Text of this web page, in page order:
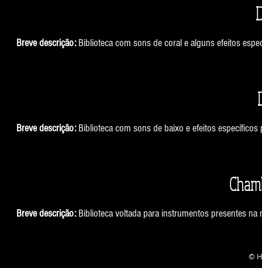
Breve descrição:Biblioteca com sons de coral e alguns efeitos
Breve descrição:Biblioteca com sons de baixo e efeitos
Breve descrição:Biblioteca voltada para instrumentos presentes na
©